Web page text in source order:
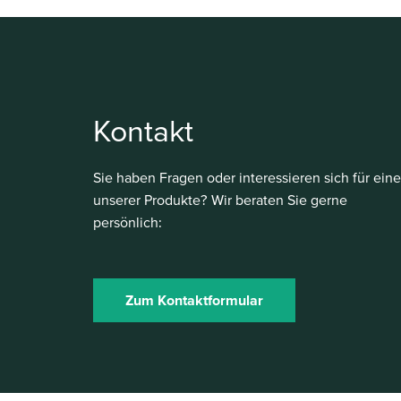
Kontakt
Sie haben Fragen oder interessieren sich für
unserer Produkte? Wir beraten Sie gerne
persönlich:
Zum Kontaktformular